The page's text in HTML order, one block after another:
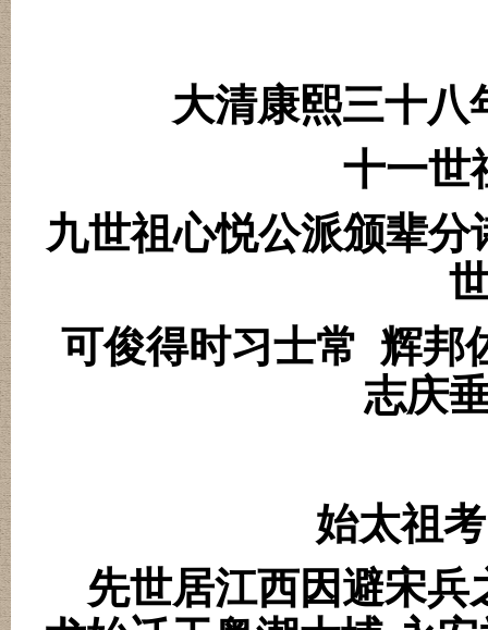
大清康熙三十
十一世
九世祖心悦公派颁辈
可俊得时习士常 辉邦
志庆
始太祖
先世居江西因避宋